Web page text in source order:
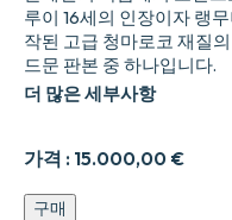
가격 : 15.000,00 €
루이 16세의 인장이자 랭
작된 고급 청마로코 재질
드문 판본 중 하나입니다.
더 많은 세부사항
Œuvres
구매